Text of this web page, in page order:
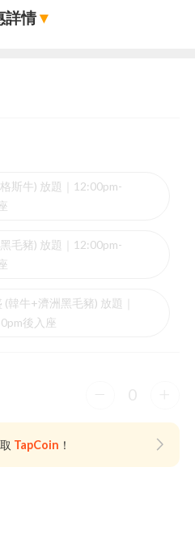
詳情▼
斯牛) 放題｜12:00pm-
毛豬) 放題｜12:00pm-
韓牛+濟洲黑毛豬) 放題｜
後入座
0
TapCoin ！